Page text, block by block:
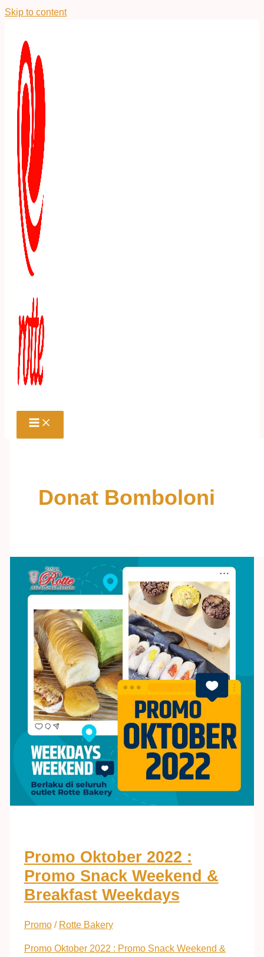
Skip to content
Donat Bomboloni
Promo Oktober 2022 :
Promo Snack Weekend &
Breakfast Weekdays
Promo/ Rotte Bakery
Promo Oktober 2022 : Promo Snack Weekend &